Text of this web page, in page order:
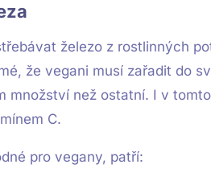
železo z rostlinných
že vegani musí zařadit do
množství než ostatní. I v
C.
pro vegany, patří: